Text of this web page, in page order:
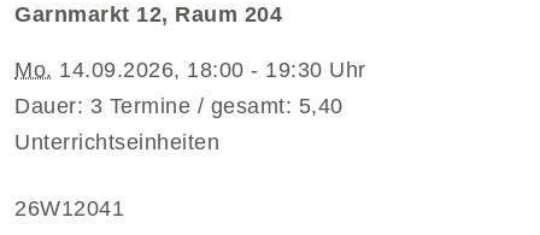
Garnmarkt 12, Raum 204
Mo. 14.09.2026, 18:00 - 19:30 Uhr
Dauer: 3 Termine / gesamt: 5,40
Unterrichtseinheiten
26W12041